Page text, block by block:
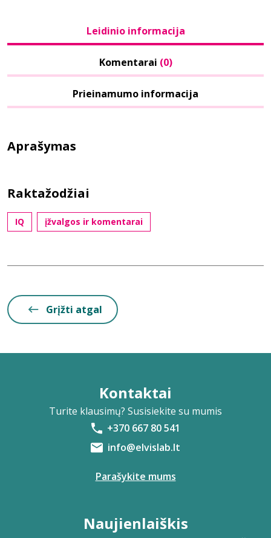
Leidinio informacija
Komentarai (0)
Prieinamumo informacija
Aprašymas
Raktažodžiai
IQ įžvalgos ir komentarai
Grįžti atgal
Kontaktai
Turite klausimų? Susisiekite su mumis
+370 667 80 541
info@elvislab.lt
Parašykite mums
Naujienlaiškis